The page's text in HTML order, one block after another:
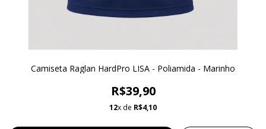
Camiseta Raglan HardPro LISA - Poliamida - Marinho
R$39,90
12x de R$4,10